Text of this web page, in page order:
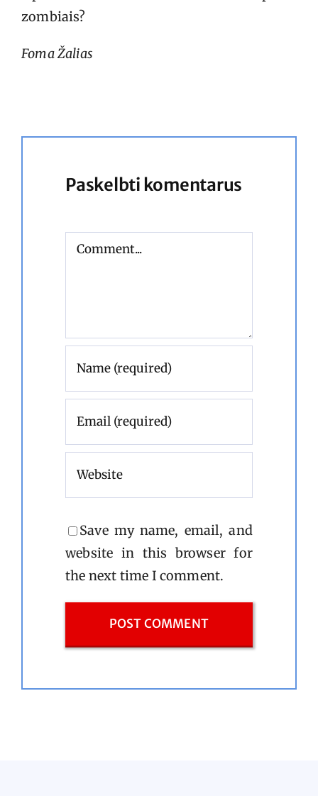
zombiais?
Foma Žalias
Paskelbti komentarus
Comment
Save my name, email, and
website in this browser for
the next time I comment.